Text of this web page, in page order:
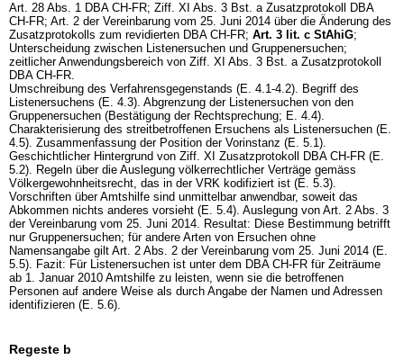
Art. 28 Abs. 1 DBA CH-FR; Ziff. XI Abs. 3 Bst. a Zusatzprotokoll DBA
CH-FR; Art. 2 der Vereinbarung vom 25. Juni 2014 über die Änderung des
Zusatzprotokolls zum revidierten DBA CH-FR; Art. 3 lit. c StAhiG;
Unterscheidung zwischen Listenersuchen und Gruppenersuchen;
zeitlicher Anwendungsbereich von Ziff. XI Abs. 3 Bst. a Zusatzprotokoll
DBA CH-FR.
Umschreibung des Verfahrensgegenstands (E. 4.1-4.2). Begriff des
Listenersuchens (E. 4.3). Abgrenzung der Listenersuchen von den
Gruppenersuchen (Bestätigung der Rechtsprechung; E. 4.4).
Charakterisierung des streitbetroffenen Ersuchens als Listenersuchen (E.
4.5). Zusammenfassung der Position der Vorinstanz (E. 5.1).
Geschichtlicher Hintergrund von Ziff. XI Zusatzprotokoll DBA CH-FR (E.
5.2). Regeln über die Auslegung völkerrechtlicher Verträge gemäss
Völkergewohnheitsrecht, das in der VRK kodifiziert ist (E. 5.3).
Vorschriften über Amtshilfe sind unmittelbar anwendbar, soweit das
Abkommen nichts anderes vorsieht (E. 5.4). Auslegung von Art. 2 Abs. 3
der Vereinbarung vom 25. Juni 2014. Resultat: Diese Bestimmung betrifft
nur Gruppenersuchen; für andere Arten von Ersuchen ohne
Namensangabe gilt Art. 2 Abs. 2 der Vereinbarung vom 25. Juni 2014 (E.
5.5). Fazit: Für Listenersuchen ist unter dem DBA CH-FR für Zeiträume
ab 1. Januar 2010 Amtshilfe zu leisten, wenn sie die betroffenen
Personen auf andere Weise als durch Angabe der Namen und Adressen
identifizieren (E. 5.6).
Regeste b